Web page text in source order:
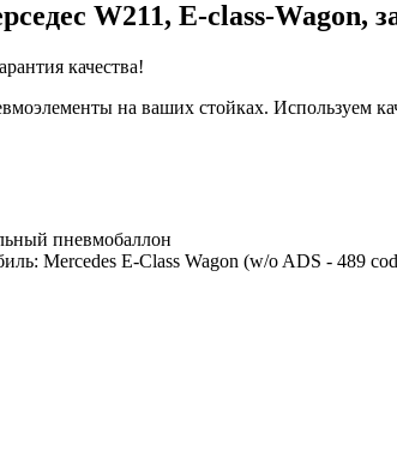
W211, E-class-Wagon,
качества!
на ваших стойках.
пневмобаллон
Mercedes E-Class Wagon (w/o ADS - 489